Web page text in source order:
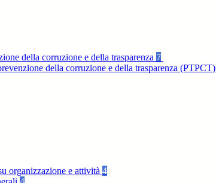
della corruzione e della trasparenza 7
della corruzione e della trasparenza (PTPCT)
organizzazione e attività 4